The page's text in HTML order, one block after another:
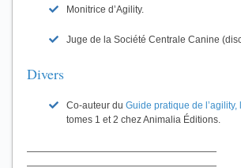
Monitrice d’Agility.
Juge de la Société Centrale Canine
Divers
Co-auteur du Guide pratique de l’agility,
tomes 1 et 2 chez Animalia Éditions.
————————————————————
————————————————————